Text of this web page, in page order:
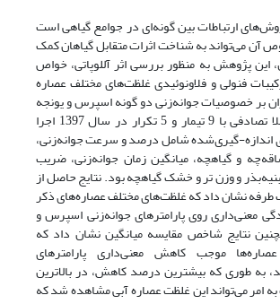
روش‌های ارتباطات بین گونه‌ای در جوامع گیاهی است
آن می‌تواند به شناخت اثرات متقابل گیاهان کمک
این پژوهش به منظور بررسی اثر آللوپاتی، خواص
فنولی و فلاونوئیدی غلظت‌های مختلف عصاره
بر خصوصیات جوانه‌زنی دو گونه اسپرس و یونجه
در قالب طرح کاملا تصادفی با 9 تیمار و 5 تکرار در سال 1397 اجرا
اندازه-‏گیری‌شده شامل درصد و سرعت جوانه‌زنی،
و گیاهچه، میانگین زمان جوانه‌زنی، ضریب
و وزن تر و ‏خشک گیاهچه بود. نتایج حاصل از
طرفه نشان داد که غلظت‌های مختلف عصاره‌های ذکر
معنی‌داری روی ‏پارامترهای جوانه‌زنی اسپرس و
نتایج شاخص مقایسه میانگین نشان داد که
موجب کاهش معنی‌داری ‏پارامترهای
به طوری که بیشترین درصد کاهش، در بالاترین
غلظت عصاره آبی مشاهده شد که‎ ‎این‎ ‎امر می‌تواند‎ ‎به‎ ‎علت‎ ‎افزایش مواد‎